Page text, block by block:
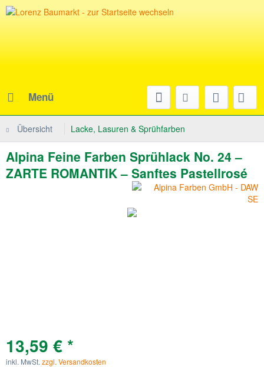
Menü
Übersicht Lacke, Lasuren & Sprühfarben
Alpina Feine Farben Sprühlack No. 24 –
ZARTE ROMANTIK – Sanftes Pastellrosé
13,59 € *
inkl. MwSt. zzgl. Versandkosten